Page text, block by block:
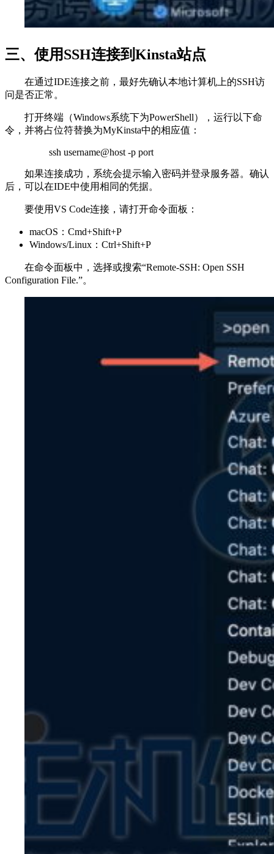
三、使用SSH连接到Kinsta站点
在通过IDE连接之前，最好先确认本地计算机上的SSH访
问是否正常。
打开终端（Windows系统下为PowerShell），运行以下命
令，并将占位符替换为MyKinsta中的相应值：
ssh username@host -p port
如果连接成功，系统会提示输入密码并登录服务器。确认
后，可以在IDE中使用相同的凭据。
要使用VS Code连接，请打开命令面板：
macOS：Cmd+Shift+P
Windows/Linux：Ctrl+Shift+P
在命令面板中，选择或搜索“Remote-SSH: Open SSH
Configuration File.”。